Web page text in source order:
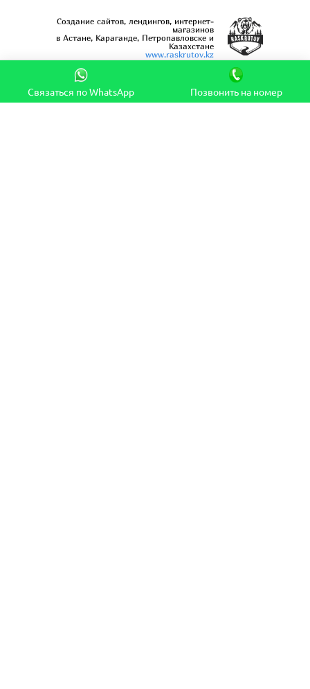
Создание сайтов, лендингов, интернет-
магазинов
в Астане, Караганде, Петропавловске и
Казахстане
www.raskrutov.kz
Связаться по WhatsApp Позвонить на номер